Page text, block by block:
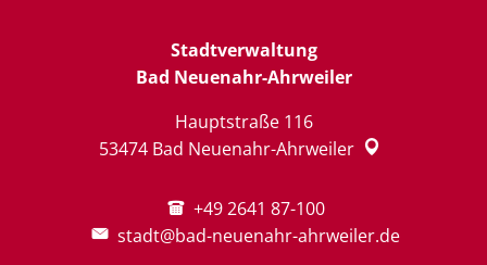
Stadtverwaltung
Bad Neuenahr-Ahrweiler
Hauptstraße 116
53474 Bad Neuenahr-Ahrweiler
+49 2641 87-100
stadt@bad-neuenahr-ahrweiler.de